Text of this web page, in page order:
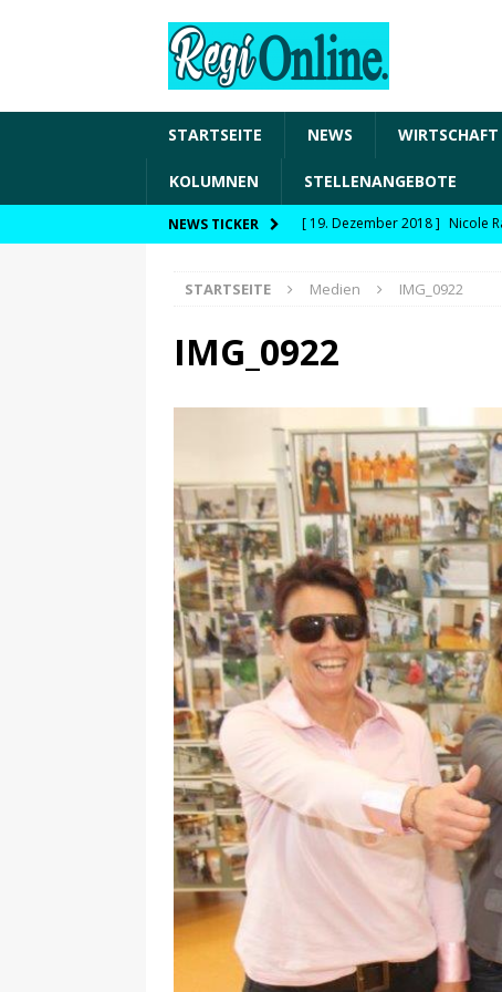
STARTSEITE NEWS WIRTSCHAFT
KOLUMNEN STELLENANGEBOTE
NEWS TICKER [ 19. Dezember 2018 ] Nicole
WIRTSCHAFT
[ 19. Dezember 2018 ]
förderfähige Handlungsfelder
[ 8. April 2021 ]
FDP
[ 30. Dezember 2020 ] FDP
29.12.2020
NEWS
[ 24. Dezember 2020 ]
WIRTSCHAFT
[ 17. März 2020 ] Nützliche
sind!
WIRTSCHAFT
[ 17. März 2020 ] Wichtige
Schutzschild für Beschäftigte
[ 18. Dezember 2019 ] Der
WIRTSCHAFT
STARTSEITE Medien IMG_0922
IMG_0922